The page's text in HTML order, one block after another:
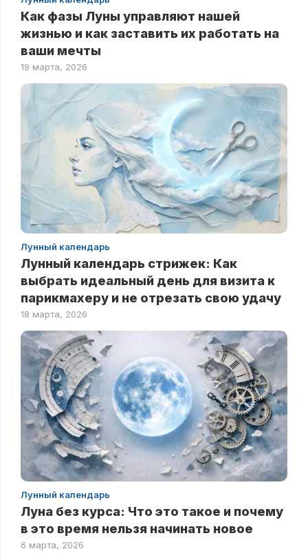
Как фазы Луны управляют нашей
жизнью и как заставить их работать на
ваши мечты
19 марта, 2026
Лунный календарь
Лунный календарь стрижек: Как
выбрать идеальный день для визита к
парикмахеру и не отрезать свою удачу
18 марта, 2026
Лунный календарь
Луна без курса: Что это такое и почему
в это время нельзя начинать новое
6 марта, 2026